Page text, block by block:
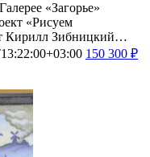
«Загорье»
«Рисуем
Кирилл Зибницкий…
150 300 ₽